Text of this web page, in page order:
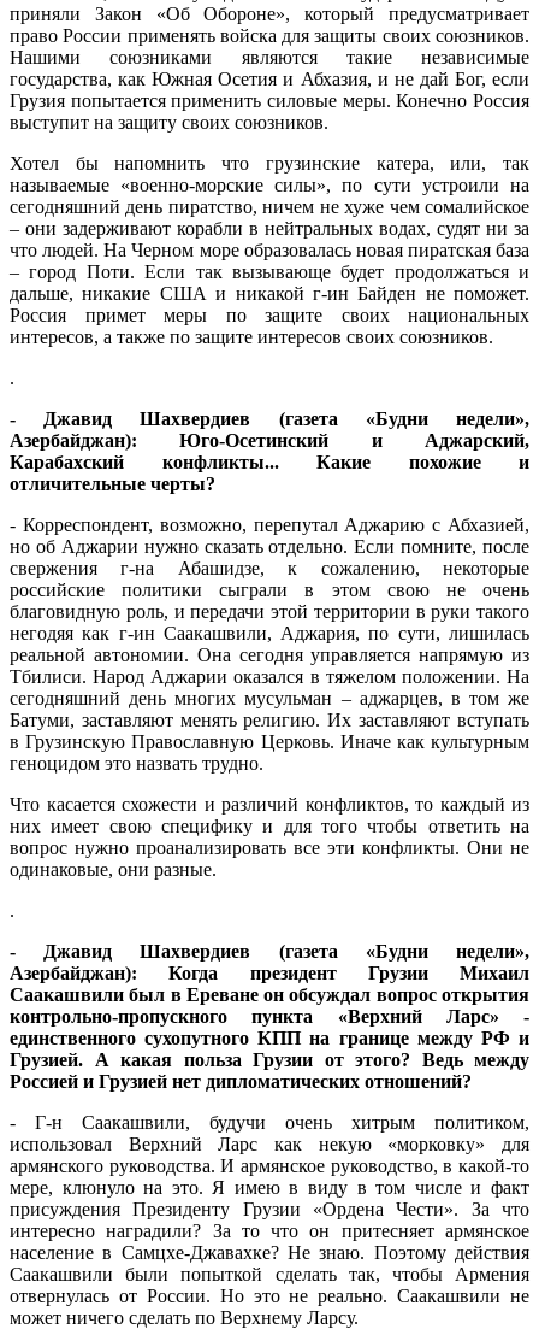
приняли Закон «Об Обороне», который предусматривает
право России применять войска для защиты своих союзников.
Нашими союзниками являются такие независимые
государства, как Южная Осетия и Абхазия, и не дай Бог, если
Грузия попытается применить силовые меры. Конечно Россия
выступит на защиту своих союзников.
Хотел бы напомнить что грузинские катера, или, так
называемые «военно-морские силы», по сути устроили на
сегодняшний день пиратство, ничем не хуже чем сомалийское
– они задерживают корабли в нейтральных водах, судят ни за
что людей. На Черном море образовалась новая пиратская база
– город Поти. Если так вызывающе будет продолжаться и
дальше, никакие США и никакой г-ин Байден не поможет.
Россия примет меры по защите своих национальных
интересов, а также по защите интересов своих союзников.
.
- Джавид Шахвердиев (газета «Будни недели»,
Азербайджан): Юго-Осетинский и Аджарский,
Карабахский конфликты... Какие похожие и
отличительные черты?
- Корреспондент, возможно, перепутал Аджарию с Абхазией,
но об Аджарии нужно сказать отдельно. Если помните, после
свержения г-на Абашидзе, к сожалению, некоторые
российские политики сыграли в этом свою не очень
благовидную роль, и передачи этой территории в руки такого
негодяя как г-ин Саакашвили, Аджария, по сути, лишилась
реальной автономии. Она сегодня управляется напрямую из
Тбилиси. Народ Аджарии оказался в тяжелом положении. На
сегодняшний день многих мусульман – аджарцев, в том же
Батуми, заставляют менять религию. Их заставляют вступать
в Грузинскую Православную Церковь. Иначе как культурным
геноцидом это назвать трудно.
Что касается схожести и различий конфликтов, то каждый из
них имеет свою специфику и для того чтобы ответить на
вопрос нужно проанализировать все эти конфликты. Они не
одинаковые, они разные.
.
- Джавид Шахвердиев (газета «Будни недели»,
Азербайджан): Когда президент Грузии Михаил
Саакашвили был в Ереване он обсуждал вопрос открытия
контрольно-пропускного пункта «Верхний Ларс» -
единственного сухопутного КПП на границе между РФ и
Грузией. А какая польза Грузии от этого? Ведь между
Россией и Грузией нет дипломатических отношений?
- Г-н Саакашвили, будучи очень хитрым политиком,
использовал Верхний Ларс как некую «морковку» для
армянского руководства. И армянское руководство, в какой-то
мере, клюнуло на это. Я имею в виду в том числе и факт
присуждения Президенту Грузии «Ордена Чести». За что
интересно наградили? За то что он притесняет армянское
население в Самцхе-Джавахке? Не знаю. Поэтому действия
Саакашвили были попыткой сделать так, чтобы Армения
отвернулась от России. Но это не реально. Саакашвили не
может ничего сделать по Верхнему Ларсу.